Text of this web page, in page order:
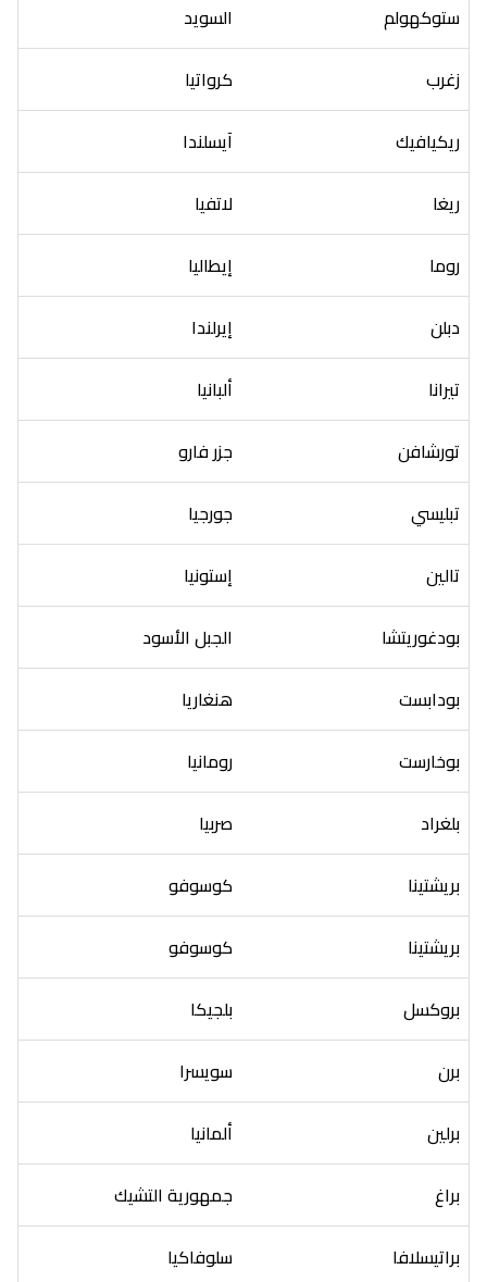
ستوكهولم
السويد
زغرب
كرواتيا
ريكيافيك
آيسلندا
ريغا
لاتفيا
روما
إيطاليا
دبلن
إيرلندا
تيرانا
ألبانيا
تورشافن
جزر فارو
تبليسي
جورجيا
تالين
إستونيا
بودغوريتشا
الجبل الأسود
بودابست
هنغاريا
بوخارست
رومانيا
بلغراد
صربيا
بريشتينا
كوسوفو
بريشتينا
كوسوفو
بروكسل
بلجيكا
برن
سويسرا
برلين
ألمانيا
براغ
جمهورية التشيك
براتيسلافا
سلوفاكيا